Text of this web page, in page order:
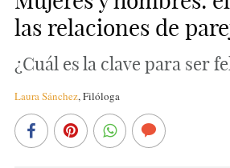
las relaciones de
¿Cuál es la clave para ser
Laura Sánchez,Filóloga